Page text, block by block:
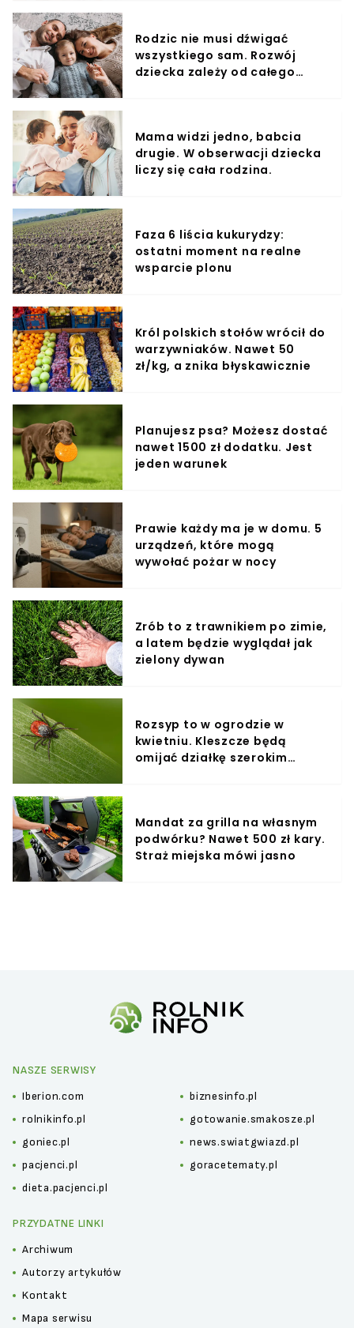
Rodzic nie musi dźwigać
wszystkiego sam. Rozwój
dziecka zależy od całego
Mama widzi jedno, babcia
drugie. W obserwacji dziecka
liczy się cała rodzina.
Faza 6 liścia kukurydzy:
ostatni moment na realne
wsparcie plonu
Król polskich stołów wrócił do
warzywniaków. Nawet 50
zł/kg, a znika błyskawicznie
Planujesz psa? Możesz dostać
nawet 1500 zł dodatku. Jest
jeden warunek
Prawie każdy ma je w domu. 5
urządzeń, które mogą
wywołać pożar w nocy
Zrób to z trawnikiem po zimie,
a latem będzie wyglądał jak
zielony dywan
Rozsyp to w ogrodzie w
kwietniu. Kleszcze będą
omijać działkę szerokim
Mandat za grilla na własnym
podwórku? Nawet 500 zł kary.
Straż miejska mówi jasno
NASZE SERWISY
Iberion.com
biznesinfo.pl
rolnikinfo.pl
gotowanie.smakosze.pl
goniec.pl
news.swiatgwiazd.pl
pacjenci.pl
goracetematy.pl
dieta.pacjenci.pl
PRZYDATNE LINKI
Archiwum
Autorzy artykułów
Kontakt
Mapa serwisu